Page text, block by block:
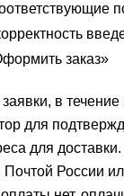
заказ»
в
для
для доставки.
Почтой России